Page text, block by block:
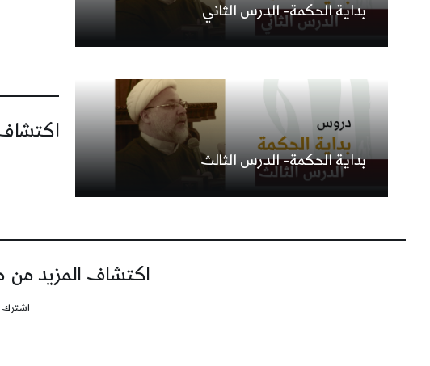
بداية الحكمة- الدرس الثاني
بداية الحكمة- الدرس الثالث
اكتشاف
اكتشاف المزيد من
اشترك